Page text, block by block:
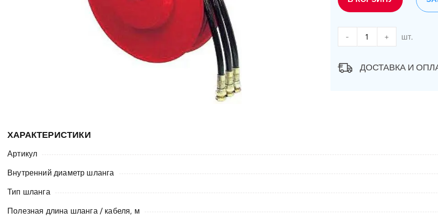
- + шт.
ДОСТАВКА И
ХАРАКТЕРИСТИКИ
Артикул
Внутренний диаметр шланга
Тип шланга
Полезная длина шланга / кабеля, м